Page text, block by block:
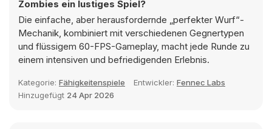
Zombies ein lustiges Spiel?
Die einfache, aber herausfordernde „perfekter Wurf“-
Mechanik, kombiniert mit verschiedenen Gegnertypen
und flüssigem 60-FPS-Gameplay, macht jede Runde zu
einem intensiven und befriedigenden Erlebnis.
Kategorie: Fähigkeitenspiele Entwickler: Fennec Labs
Hinzugefügt 24 Apr 2026